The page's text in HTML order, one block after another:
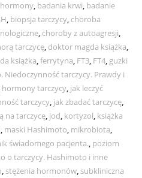
, badania krwi, badanie
, biopsja tarczycy, choroba
, choroby z autoagresji,
tarczycę, doktor magda książka,
książka,ferrytyna, FT3, FT4, guzki
Niedoczynność tarczycy. Prawdy i
hormony tarczycy, jak leczyć
tarczycy, jak zbadać tarczycę,
na tarczycę, jod, kortyzol, książka
, maski Hashimoto, mikrobiota,
świadomego pacjenta., poziom
o tarczycy. Hashimoto i inne
, stężenia hormonów, subkliniczna